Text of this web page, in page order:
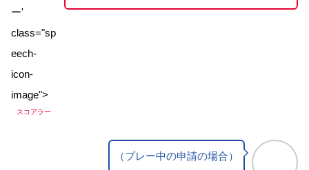
ー'
class="sp
eech-
icon-
image">
スコアラー
（プレー中の申請の場合）